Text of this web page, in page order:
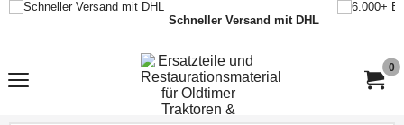
Schneller Versand mit DHL
0